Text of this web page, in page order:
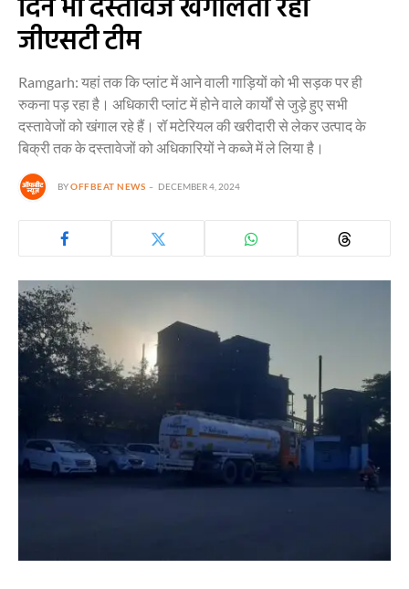
दिन भी दस्तावेज खंगालती रही
जीएसटी टीम
Ramgarh: यहां तक कि प्लांट में आने वाली गाड़ियों को भी सड़क पर ही
रुकना पड़ रहा है। अधिकारी प्लांट में होने वाले कार्यों से जुड़े हुए सभी
दस्तावेजों को खंगाल रहे हैं। रॉ मटेरियल की खरीदारी से लेकर उत्पाद के
बिक्री तक के दस्तावेजों को अधिकारियों ने कब्जे में ले लिया है।
BYOFFBEAT NEWS DECEMBER 4, 2024